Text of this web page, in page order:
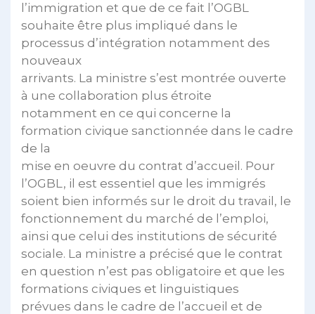
l’immigration et que de ce fait l’OGBL
souhaite être plus impliqué dans le
processus d’intégration notamment des
nouveaux
arrivants. La ministre s’est montrée ouverte
à une collaboration plus étroite
notamment en ce qui concerne la
formation civique sanctionnée dans le cadre
de la
mise en oeuvre du contrat d’accueil. Pour
l’OGBL, il est essentiel que les immigrés
soient bien informés sur le droit du travail, le
fonctionnement du marché de l’emploi,
ainsi que celui des institutions de sécurité
sociale. La ministre a précisé que le contrat
en question n’est pas obligatoire et que les
formations civiques et linguistiques
prévues dans le cadre de l’accueil et de